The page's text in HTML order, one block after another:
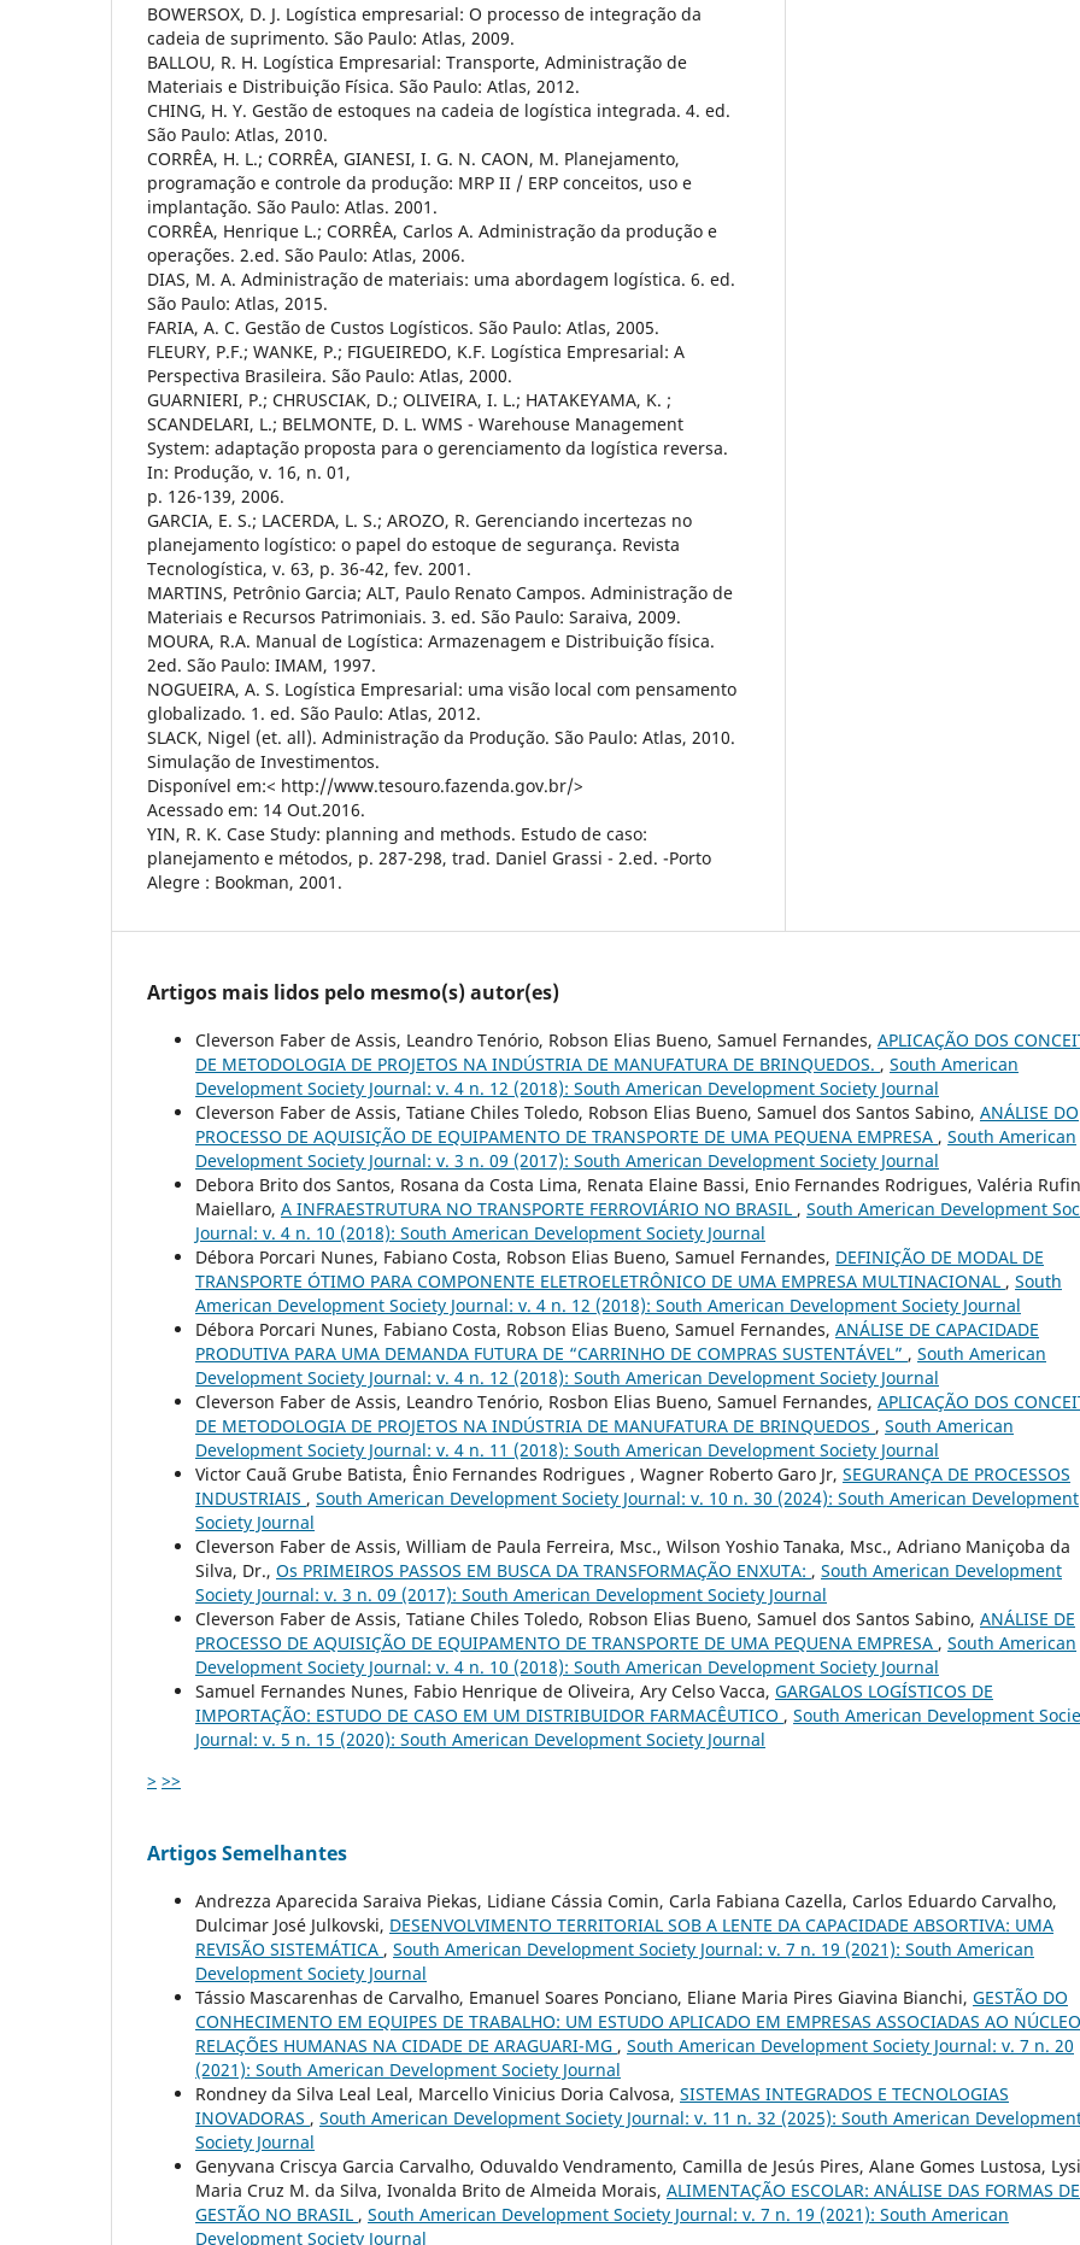
BOWERSOX, D. J. Logística empresarial: O processo de integração da
cadeia de suprimento. São Paulo: Atlas, 2009.
BALLOU, R. H. Logística Empresarial: Transporte, Administração de
Materiais e Distribuição Física. São Paulo: Atlas, 2012.
CHING, H. Y. Gestão de estoques na cadeia de logística integrada. 4. ed.
São Paulo: Atlas, 2010.
CORRÊA, H. L.; CORRÊA, GIANESI, I. G. N. CAON, M. Planejamento,
programação e controle da produção: MRP II / ERP conceitos, uso e
implantação. São Paulo: Atlas. 2001.
CORRÊA, Henrique L.; CORRÊA, Carlos A. Administração da produção e
operações. 2.ed. São Paulo: Atlas, 2006.
DIAS, M. A. Administração de materiais: uma abordagem logística. 6. ed.
São Paulo: Atlas, 2015.
FARIA, A. C. Gestão de Custos Logísticos. São Paulo: Atlas, 2005.
FLEURY, P.F.; WANKE, P.; FIGUEIREDO, K.F. Logística Empresarial: A
Perspectiva Brasileira. São Paulo: Atlas, 2000.
GUARNIERI, P.; CHRUSCIAK, D.; OLIVEIRA, I. L.; HATAKEYAMA, K. ;
SCANDELARI, L.; BELMONTE, D. L. WMS - Warehouse Management
System: adaptação proposta para o gerenciamento da logística reversa.
In: Produção, v. 16, n. 01,
p. 126-139, 2006.
GARCIA, E. S.; LACERDA, L. S.; AROZO, R. Gerenciando incertezas no
planejamento logístico: o papel do estoque de segurança. Revista
Tecnologística, v. 63, p. 36-42, fev. 2001.
MARTINS, Petrônio Garcia; ALT, Paulo Renato Campos. Administração de
Materiais e Recursos Patrimoniais. 3. ed. São Paulo: Saraiva, 2009.
MOURA, R.A. Manual de Logística: Armazenagem e Distribuição física.
2ed. São Paulo: IMAM, 1997.
NOGUEIRA, A. S. Logística Empresarial: uma visão local com pensamento
globalizado. 1. ed. São Paulo: Atlas, 2012.
SLACK, Nigel (et. all). Administração da Produção. São Paulo: Atlas, 2010.
Simulação de Investimentos.
Disponível em:< http://www.tesouro.fazenda.gov.br/>
Acessado em: 14 Out.2016.
YIN, R. K. Case Study: planning and methods. Estudo de caso:
planejamento e métodos, p. 287-298, trad. Daniel Grassi - 2.ed. -Porto
Alegre : Bookman, 2001.
Artigos mais lidos pelo mesmo(s) autor(es)
Cleverson Faber de Assis, Leandro Tenório, Robson Elias Bueno, Samuel Fernandes, APLICAÇÃO DOS
DE METODOLOGIA DE PROJETOS NA INDÚSTRIA DE MANUFATURA DE BRINQUEDOS. , South American
Development Society Journal: v. 4 n. 12 (2018): South American Development Society Journal
Cleverson Faber de Assis, Tatiane Chiles Toledo, Robson Elias Bueno, Samuel dos Santos Sabino, ANÁLISE DO
PROCESSO DE AQUISIÇÃO DE EQUIPAMENTO DE TRANSPORTE DE UMA PEQUENA EMPRESA , South American
Development Society Journal: v. 3 n. 09 (2017): South American Development Society Journal
Debora Brito dos Santos, Rosana da Costa Lima, Renata Elaine Bassi, Enio Fernandes Rodrigues, Valéria
Maiellaro, A INFRAESTRUTURA NO TRANSPORTE FERROVIÁRIO NO BRASIL , South American Development
Journal: v. 4 n. 10 (2018): South American Development Society Journal
Débora Porcari Nunes, Fabiano Costa, Robson Elias Bueno, Samuel Fernandes, DEFINIÇÃO DE MODAL DE
TRANSPORTE ÓTIMO PARA COMPONENTE ELETROELETRÔNICO DE UMA EMPRESA MULTINACIONAL , South
American Development Society Journal: v. 4 n. 12 (2018): South American Development Society Journal
Débora Porcari Nunes, Fabiano Costa, Robson Elias Bueno, Samuel Fernandes, ANÁLISE DE CAPACIDADE
PRODUTIVA PARA UMA DEMANDA FUTURA DE “CARRINHO DE COMPRAS SUSTENTÁVEL” , South American
Development Society Journal: v. 4 n. 12 (2018): South American Development Society Journal
Cleverson Faber de Assis, Leandro Tenório, Rosbon Elias Bueno, Samuel Fernandes, APLICAÇÃO DOS
DE METODOLOGIA DE PROJETOS NA INDÚSTRIA DE MANUFATURA DE BRINQUEDOS , South American
Development Society Journal: v. 4 n. 11 (2018): South American Development Society Journal
Victor Cauã Grube Batista, Ênio Fernandes Rodrigues , Wagner Roberto Garo Jr, SEGURANÇA DE PROCESSOS
INDUSTRIAIS , South American Development Society Journal: v. 10 n. 30 (2024): South American Development
Society Journal
Cleverson Faber de Assis, William de Paula Ferreira, Msc., Wilson Yoshio Tanaka, Msc., Adriano Maniçoba da
Silva, Dr., Os PRIMEIROS PASSOS EM BUSCA DA TRANSFORMAÇÃO ENXUTA: , South American Development
Society Journal: v. 3 n. 09 (2017): South American Development Society Journal
Cleverson Faber de Assis, Tatiane Chiles Toledo, Robson Elias Bueno, Samuel dos Santos Sabino, ANÁLISE DE
PROCESSO DE AQUISIÇÃO DE EQUIPAMENTO DE TRANSPORTE DE UMA PEQUENA EMPRESA , South American
Development Society Journal: v. 4 n. 10 (2018): South American Development Society Journal
Samuel Fernandes Nunes, Fabio Henrique de Oliveira, Ary Celso Vacca, GARGALOS LOGÍSTICOS DE
IMPORTAÇÃO: ESTUDO DE CASO EM UM DISTRIBUIDOR FARMACÊUTICO , South American Development
Journal: v. 5 n. 15 (2020): South American Development Society Journal
> >>
Artigos Semelhantes
Andrezza Aparecida Saraiva Piekas, Lidiane Cássia Comin, Carla Fabiana Cazella, Carlos Eduardo Carvalho,
Dulcimar José Julkovski, DESENVOLVIMENTO TERRITORIAL SOB A LENTE DA CAPACIDADE ABSORTIVA: UMA
REVISÃO SISTEMÁTICA , South American Development Society Journal: v. 7 n. 19 (2021): South American
Development Society Journal
Tássio Mascarenhas de Carvalho, Emanuel Soares Ponciano, Eliane Maria Pires Giavina Bianchi, GESTÃO DO
CONHECIMENTO EM EQUIPES DE TRABALHO: UM ESTUDO APLICADO EM EMPRESAS ASSOCIADAS AO
RELAÇÕES HUMANAS NA CIDADE DE ARAGUARI-MG , South American Development Society Journal: v. 7 n. 20
(2021): South American Development Society Journal
Rondney da Silva Leal Leal, Marcello Vinicius Doria Calvosa, SISTEMAS INTEGRADOS E TECNOLOGIAS
INOVADORAS , South American Development Society Journal: v. 11 n. 32 (2025): South American
Society Journal
Genyvana Criscya Garcia Carvalho, Oduvaldo Vendramento, Camilla de Jesús Pires, Alane Gomes Lustosa,
Maria Cruz M. da Silva, Ivonalda Brito de Almeida Morais, ALIMENTAÇÃO ESCOLAR: ANÁLISE DAS FORMAS DE
GESTÃO NO BRASIL , South American Development Society Journal: v. 7 n. 19 (2021): South American
Development Society Journal